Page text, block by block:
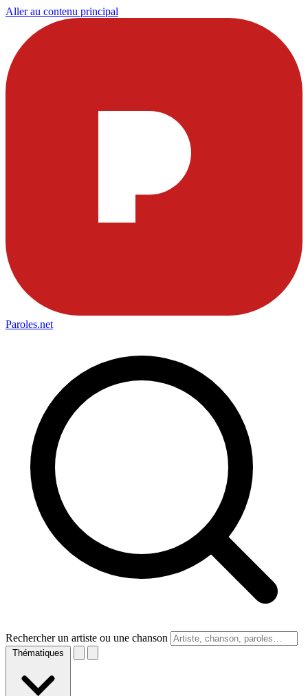
Aller au contenu principal
Paroles.net
Rechercher un artiste ou une chanson
Thématiques